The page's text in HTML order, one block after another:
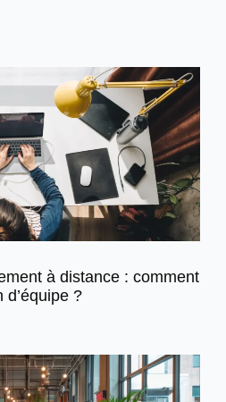
à distance : comment
d’équipe ?